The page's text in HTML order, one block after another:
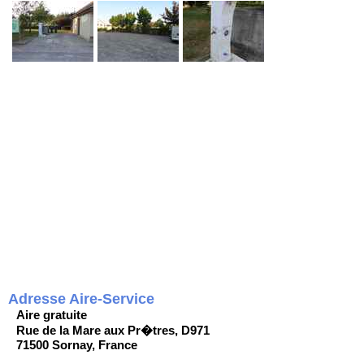
Adresse Aire-Service
Aire gratuite
Rue de la Mare aux Pr�tres, D971
71500 Sornay, France